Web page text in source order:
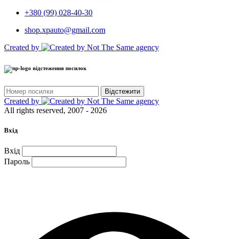
+380 (99) 028-40-30
shop.xpauto@gmail.com
Created by
відстеження посилок
Відстежити
Created by
All rights reserved, 2007 - 2026
Вхід
Вхід
Пароль